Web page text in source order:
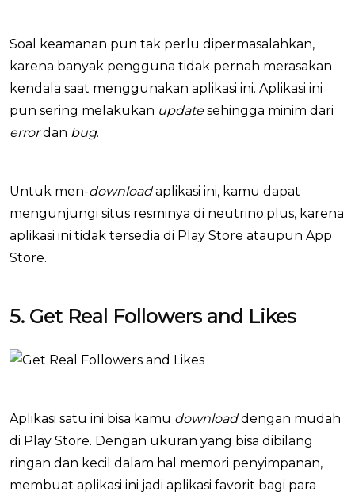
Soal keamanan pun tak perlu dipermasalahkan,
karena banyak pengguna tidak pernah merasakan
kendala saat menggunakan aplikasi ini. Aplikasi ini
pun sering melakukan updatesehingga minim dari
errordan bug.
Untuk men-downloadaplikasi ini, kamu dapat
mengunjungi situs resminya di neutrino.plus, karena
aplikasi ini tidak tersedia di Play Store ataupun App
Store.
5. Get Real Followers and Likes
Aplikasi satu ini bisa kamu downloaddengan mudah
di Play Store. Dengan ukuran yang bisa dibilang
ringan dan kecil dalam hal memori penyimpanan,
membuat aplikasi ini jadi aplikasi favorit bagi para